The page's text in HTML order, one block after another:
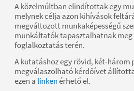
A közelmúltban elindítottak egy
melynek célja azon kihívások
megváltozott munkaképességű
munkáltatók tapasztalhatnak
foglalkoztatás terén.
A kutatáshoz egy rövid, két-három
megválaszolható kérdőívet
ezen a linkenérhető el.